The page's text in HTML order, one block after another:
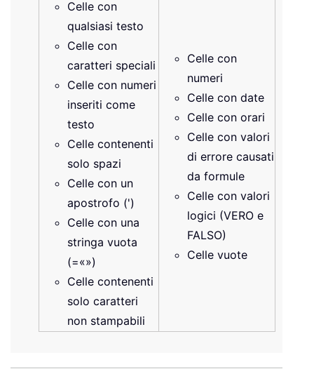
Celle con
qualsiasi testo
Celle con
caratteri speciali
Celle con numeri
inseriti come
testo
Celle contenenti
solo spazi
Celle con un
apostrofo (')
Celle con una
stringa vuota
(=«»)
Celle contenenti
solo caratteri
non stampabili
Celle con
numeri
Celle con date
Celle con orari
Celle con valori
di errore causati
da formule
Celle con valori
logici (VERO e
FALSO)
Celle vuote